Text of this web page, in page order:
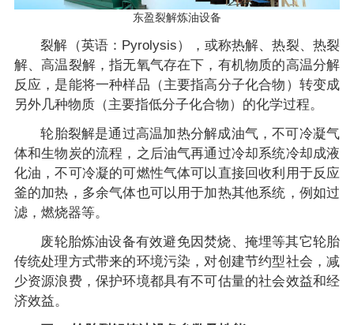
东盈裂解炼油设备
裂解（英语：Pyrolysis），或称热解、热裂、热裂
解、高温裂解，指无氧气存在下，有机物质的高温分解
反应，是能将一种样品（主要指高分子化合物）转变成
另外几种物质（主要指低分子化合物）的化学过程。
轮胎裂解是通过高温加热分解成油气，不可冷凝气
体和生物炭的流程，之后油气再通过冷却系统冷却成液
化油，不可冷凝的可燃性气体可以直接回收利用于反应
釜的加热，多余气体也可以用于加热其他系统，例如过
滤，燃烧器等。
废轮胎炼油设备有效避免因焚烧、掩埋等其它轮胎
传统处理方式带来的环境污染，对创建节约型社会，减
少资源浪费，保护环境都具有不可估量的社会效益和经
济效益。